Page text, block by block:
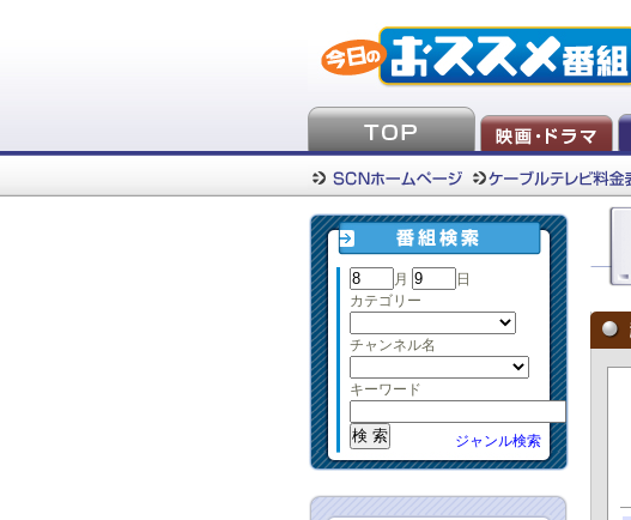
月
日
カテゴリー
チャンネル名
キーワード
ジャンル検索